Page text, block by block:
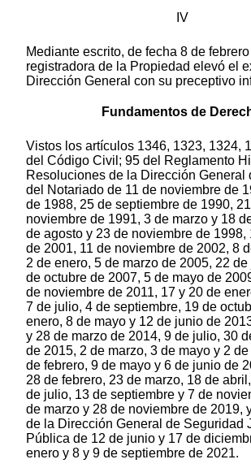
IV
Mediante escrito, de fecha 8 de
registradora de la Propiedad elevó el
Dirección General con su preceptivo
Fundamentos de
Vistos los artículos 1346, 1323, 1324,
del Código Civil; 95 del Reglamento
Resoluciones de la Dirección General
del Notariado de 11 de noviembre de
de 1988, 25 de septiembre de 1990,
noviembre de 1991, 3 de marzo y 18
de agosto y 23 de noviembre de 1998,
de 2001, 11 de noviembre de 2002, 8
2 de enero, 5 de marzo de 2005, 22
de octubre de 2007, 5 de mayo de
de noviembre de 2011, 17 y 20 de
7 de julio, 4 de septiembre, 19 de
enero, 8 de mayo y 12 de junio de
y 28 de marzo de 2014, 9 de julio, 30
de 2015, 2 de marzo, 3 de mayo y 2
de febrero, 9 de mayo y 6 de junio de
28 de febrero, 23 de marzo, 18 de
de julio, 13 de septiembre y 7 de
de marzo y 28 de noviembre de 2019,
de la Dirección General de Seguridad
Pública de 12 de junio y 17 de
enero y 8 y 9 de septiembre de 2021.